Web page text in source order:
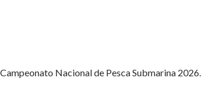
Nacional de Pesca Submarina 2026.